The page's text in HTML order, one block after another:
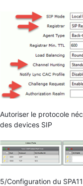
Autoriser le protocole
des devices SIP
5/Configuration du